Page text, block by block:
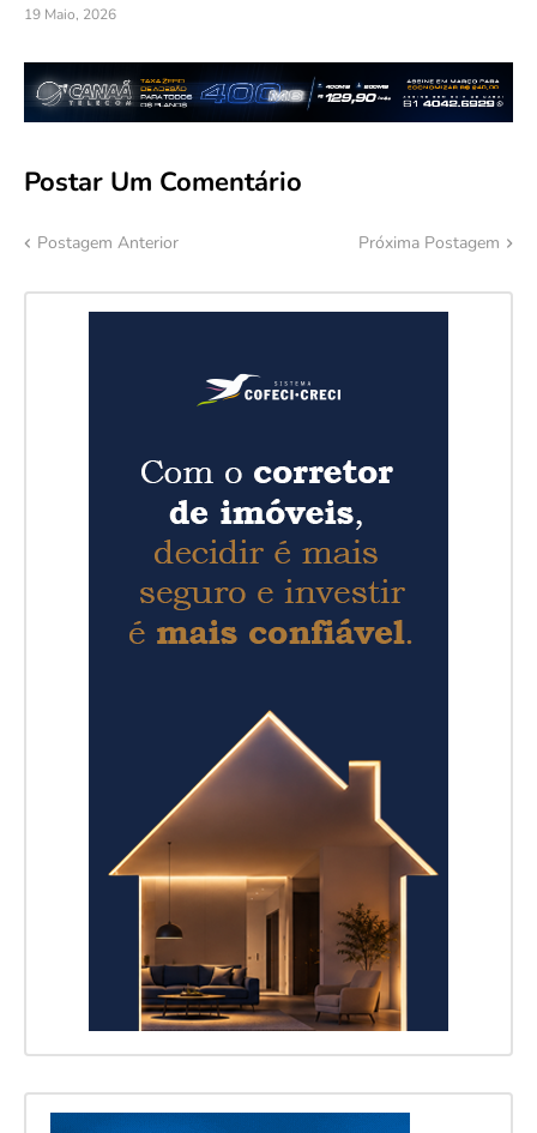
19 Maio, 2026
Postar Um Comentário
Postagem Anterior Próxima Postagem